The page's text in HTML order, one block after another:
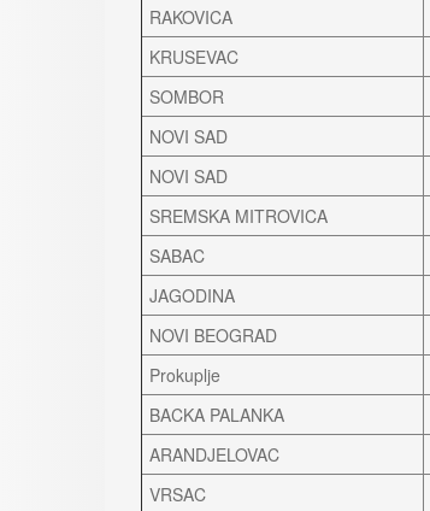
RAKOVICA
KRUSEVAC
SOMBOR
NOVI SAD
NOVI SAD
SREMSKA MITROVICA
SABAC
JAGODINA
NOVI BEOGRAD
Prokuplje
BACKA PALANKA
ARANDJELOVAC
VRSAC